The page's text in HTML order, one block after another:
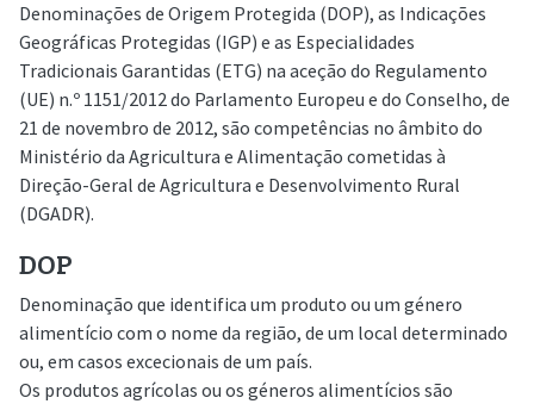
Denominações de Origem Protegida (DOP), as Indicações
Geográficas Protegidas (IGP) e as Especialidades
Tradicionais Garantidas (ETG) na aceção do Regulamento
(UE) n.º 1151/2012 do Parlamento Europeu e do Conselho, de
21 de novembro de 2012, são competências no âmbito do
Ministério da Agricultura e Alimentação cometidas à
Direção-Geral de Agricultura e Desenvolvimento Rural
(DGADR).
DOP
Denominação que identifica um produto ou um género
alimentício com o nome da região, de um local determinado
ou, em casos excecionais de um país.
Os produtos agrícolas ou os géneros alimentícios são